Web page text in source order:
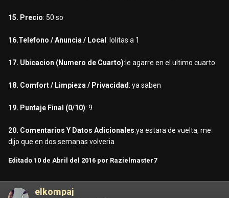
15. Precio: 50 so
16.Telefono / Anuncia / Local : lolitas a 1
17. Ubicacion (Numero de Cuarto):le agarre en el ultimo cuarto
18. Comfort / Limpieza / Privacidad: ya saben
19. Puntaje Final (0/10): 9
20. Comentarios Y Datos Adicionales:ya estara de vuelta, me
dijo que en dos semanas volveria
Editado 10 de Abril del 2016 por Razielmaster7
elkompaj